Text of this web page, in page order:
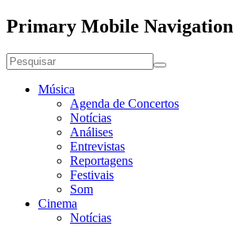
Primary Mobile Navigation
Música
Agenda de Concertos
Notícias
Análises
Entrevistas
Reportagens
Festivais
Som
Cinema
Notícias